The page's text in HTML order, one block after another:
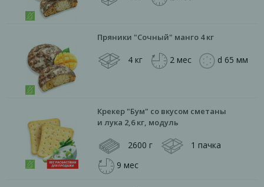
Пряники "Сочный" манго 4 кг
4 кг 2 мес d 65 мм
Крекер "Бум" со вкусом сметаны
и лука 2,6 кг, модуль
2600 г
1 пачка
9 мес